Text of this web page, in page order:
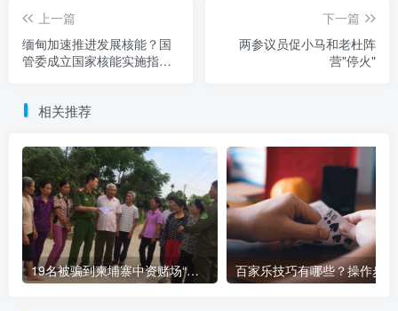
上一篇
缅甸加速推进发展核能？国
管委成立国家核能实施指导
下一篇
两参议员促小马和老杜阵
营"停火"
相关推荐
19名被骗到柬埔寨中资赌场“做菠菜”的越南人被解救